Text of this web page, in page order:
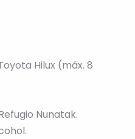
Hilux (máx. 8
Nunatak.